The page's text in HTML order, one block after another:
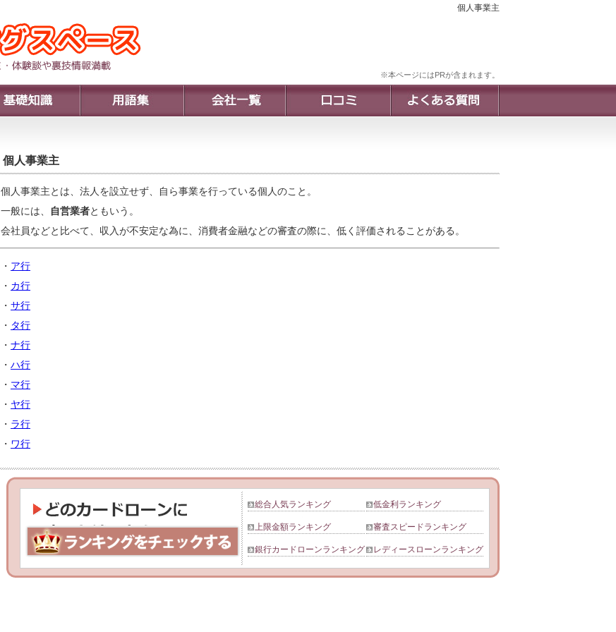
個人事業主
※本ページにはPRが含まれます。
個人事業主
個人事業主とは、法人を設立せず、自ら事業を行っている個人のこと。
一般には、
自営業者ともいう。
会社員などと比べて、収入が不安定な為に、消費者金融などの審査の際に、低く評価されることがある。
・ ア行
・ カ行
・ サ行
・ タ行
・ ナ行
・ ハ行
・ マ行
・ ヤ行
・ ラ行
・ ワ行
総合人気ランキング 低金利ランキング
上限金額ランキング 審査スピードランキング
銀行カードローンランキング レディースローンランキング